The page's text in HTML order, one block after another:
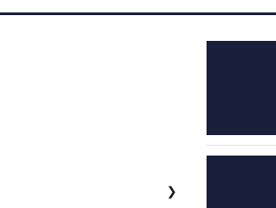
❯